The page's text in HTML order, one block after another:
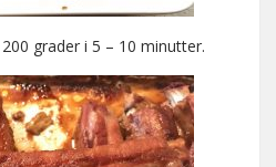
grader i 5 – 10 minutter.